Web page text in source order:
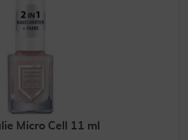
Micro Cell 11 ml